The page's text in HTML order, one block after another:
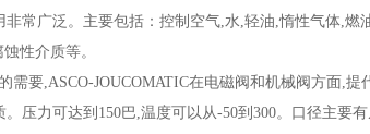
常广泛。主要包括：控制空气,水,轻油,惰性气体,燃
性介质等。
需要,ASCO-JOUCOMATIC在电磁阀和机械阀方面,提
压力可达到150巴,温度可以从-50到300。口径主要